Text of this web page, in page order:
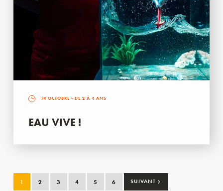
14 OCTOBRE - DE 2 À 4 ANS
EAU VIVE !
1 2 3 4 5 6 SUIVANT ›